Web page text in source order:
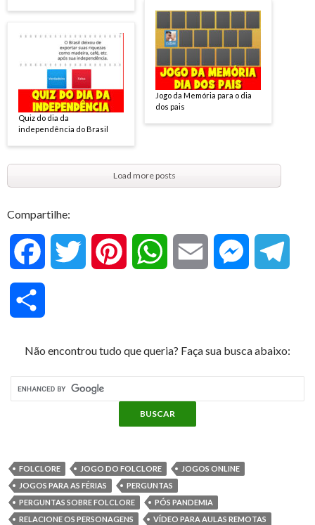
Quiz do dia da
independência do Brasil
Jogo da Memória para o dia
dos pais
Load more posts
Compartilhe:
e
b
o
k
t
t
r
t
r
e
s
t
A
p
p
i s
p
r
t
Não encontrou tudo que queria? Faça sua busca abaixo:
FOLCLORE JOGO DO FOLCLORE
JOGOS ONLINE
JOGOS PARA AS FÉRIAS
PERGUNTAS
PERGUNTAS SOBRE FOLCLORE
PÓS PANDEMIA
RELACIONE OS PERSONAGENS
VÍDEO PARA AULAS REMOTAS